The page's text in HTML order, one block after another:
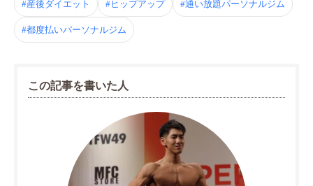
#産後ダイエット #ヒップアップ #通い放題パーソナルジム
#都度払いパーソナルジム
この記事を書いた人